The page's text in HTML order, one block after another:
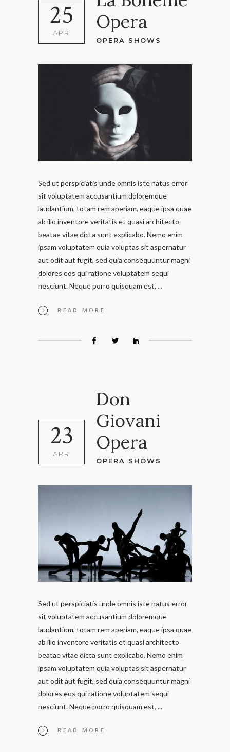
25
APR
Opera
OPERA SHOWS
Sed ut perspiciatis unde omnis iste natus error
sit voluptatem accusantium doloremque
laudantium, totam rem aperiam, eaque ipsa quae
ab illo inventore veritatis et quasi architecto
beatae vitae dicta sunt explicabo. Nemo enim
ipsam voluptatem quia voluptas sit aspernatur
aut odit aut fugit, sed quia consequuntur magni
dolores eos qui ratione voluptatem sequi
nesciunt. Neque porro quisquam est,
READ MORE
23
APR
Don
Giovani
Opera
OPERA SHOWS
Sed ut perspiciatis unde omnis iste natus error
sit voluptatem accusantium doloremque
laudantium, totam rem aperiam, eaque ipsa quae
ab illo inventore veritatis et quasi architecto
beatae vitae dicta sunt explicabo. Nemo enim
ipsam voluptatem quia voluptas sit aspernatur
aut odit aut fugit, sed quia consequuntur magni
dolores eos qui ratione voluptatem sequi
nesciunt. Neque porro quisquam est,
READ MORE